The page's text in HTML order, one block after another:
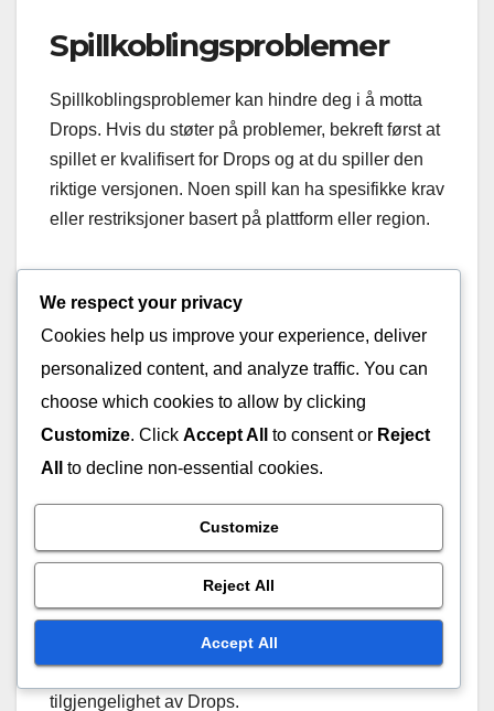
Spillkoblingsproblemer
Spillkoblingsproblemer kan hindre deg i å motta
Drops. Hvis du støter på problemer, bekreft først at
spillet er kvalifisert for Drops og at du spiller den
riktige versjonen. Noen spill kan ha spesifikke krav
eller restriksjoner basert på plattform eller region.
problemer, vurder å koble fra og koble dem på nytt.
Dette kan ofte løse eventuelle tilkoblingsfeil. Sørg
for å følge spillets offisielle retningslinjer for å
koble kontoer for å unngå feil.
Streamerens deltakelse
Streamerens deltakelse er avgjørende for at
Twitch Drops skal fungere. Ikke alle streamere
aktiverer Drops for strømmene sine, så det er viktig
å verifisere at streameren du ser på har aktivert
denne funksjonen. Se etter kunngjøringer på
kanalen deres eller sosiale medier om
tilgjengelighet av Drops.
We respect your privacy
Cookies help us improve your experience, deliver
personalized content, and analyze traffic. You can
choose which cookies to allow by clicking
Customize. Click Accept All to consent or Reject
All
to decline non-essential cookies.
Customize
Reject All
Accept All